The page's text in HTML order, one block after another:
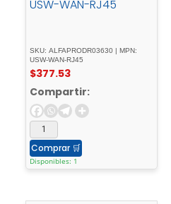
USW-WAN-RJ45
SKU: ALFAPRODR03630 | MPN:
USW-WAN-RJ45
$377.53
Compartir:
Comprar 🛒
Disponibles: 1